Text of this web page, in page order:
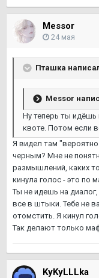
Messor
24 мая
Пташка
Messor
Ну теперь ты
квоте. Потом если
Я видел там "вероятно
черным? Мне не
размышлений, каких
кинула голос - это по
Ты не идешь на
все в штыки. Тебе не
отомстить. Я кинул
Так делают только
KyKyLLLka